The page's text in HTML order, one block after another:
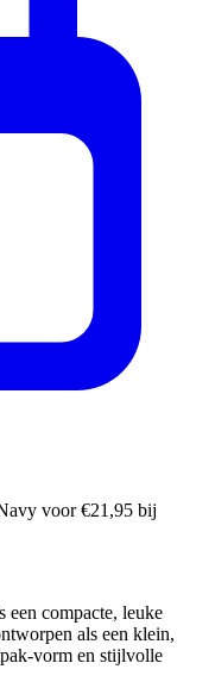
voor €21,95 bij
compacte, leuke
als een klein,
en stijlvolle